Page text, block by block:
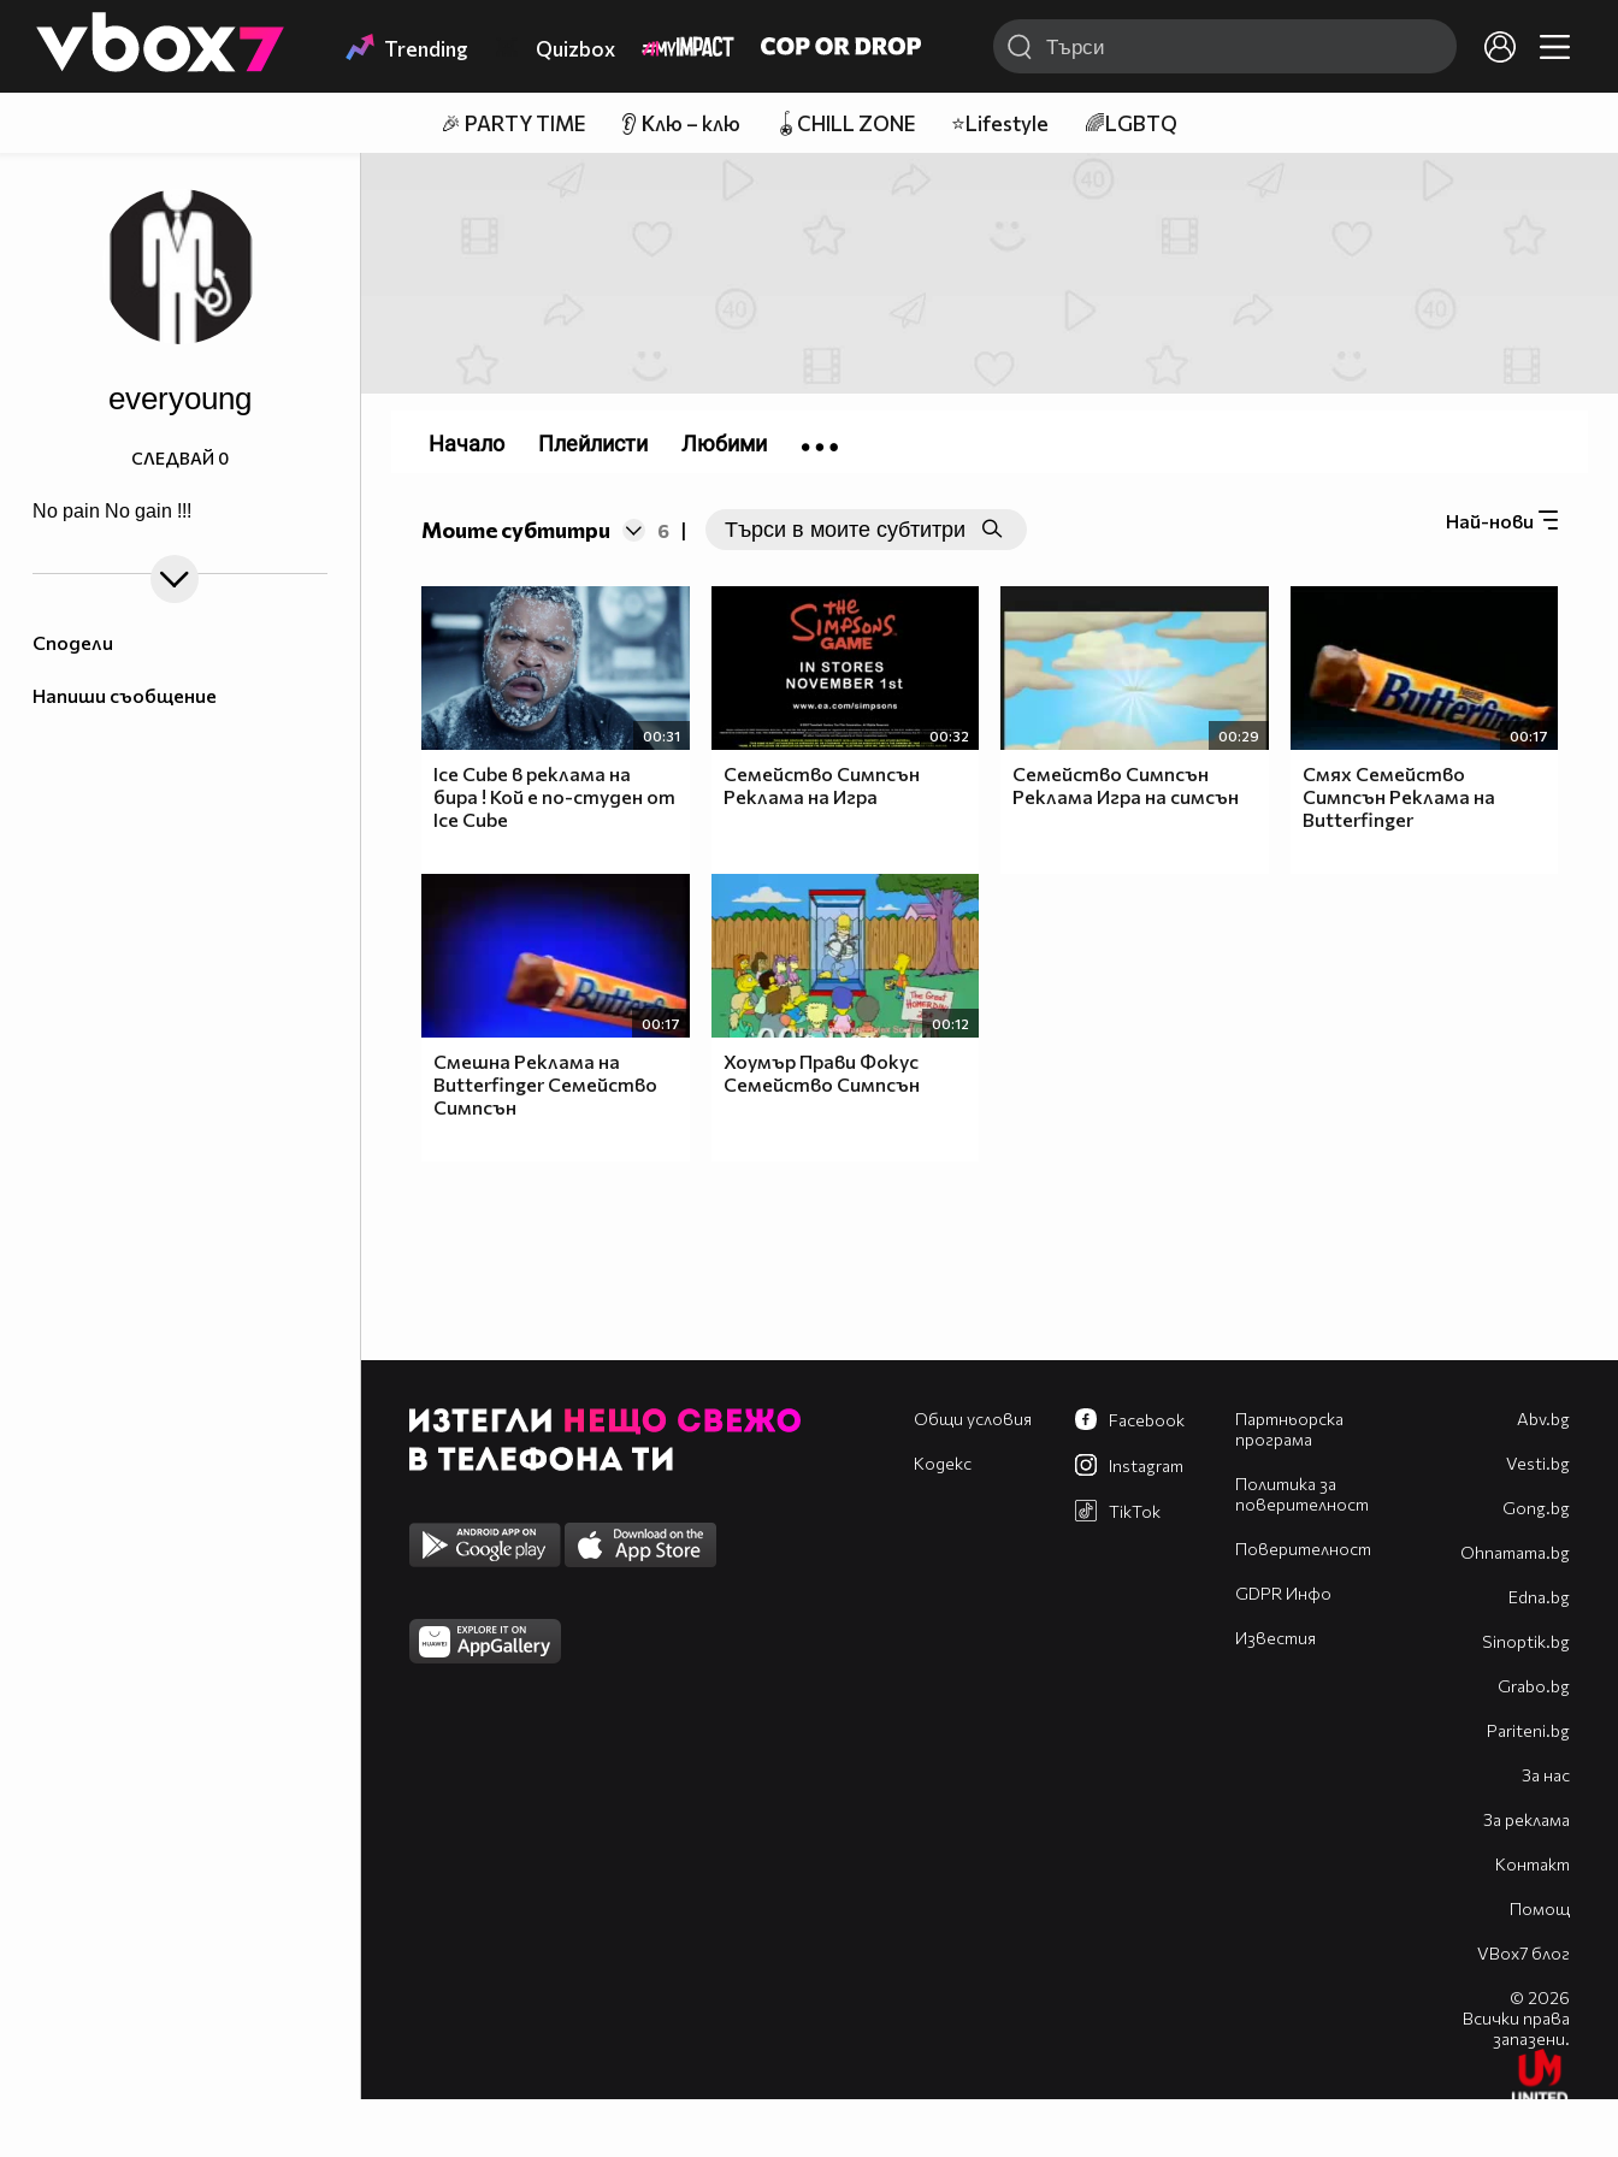
👾 Trending Quizbox
🎉 PARTY TIME 👂 Клю – клю 🪀CHILL ZONE ⭐Lifestyle 🌈LGBTQ
Сподели
Напиши съобщение
everyoung
No pain No gain !!!
СЛЕДВАЙ 0
Моите субтитри 6 | Най-нови
00:31
Ice Cube в реклама на
бира ! Кой е по-студен от
Ice Cube
00:32
Семейство Симпсън
Реклама на Игра
00:29
Семейство Симпсън
Реклама Игра на симсън
00:17
Смях Семейство
Симпсън Реклама на
Butterfinger
00:17
Смешна Реклама на
Butterfinger Семейство
Симпсън
00:12
Хоумър Прави Фокус
Семейство Симпсън
Начало Плейлисти Любими
Общи условия
Кодекс
Партньорска
програма
Политика за
поверителност
Поверителност
GDPR Инфо
Известия
Facebook
Instagram
TikTok
Abv.bg
Vesti.bg
Gong.bg
Оhnamama.bg
Edna.bg
Sinoptik.bg
Grabo.bg
Pariteni.bg
За нас
За реклама
Контакт
Помощ
VBox7 блог
© 2026
Всички права
запазени.